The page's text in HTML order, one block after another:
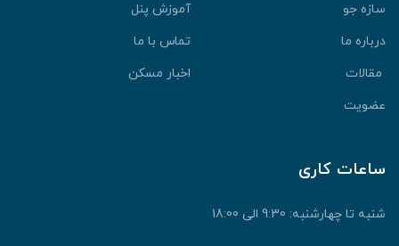
سازه جو
آموزش پنل
درباره ما
تماس با ما
مقالات
اخبار مسکن
عضویت
ساعات کاری
شنبه تا چهارشنبه: 9:30 الی 18:00